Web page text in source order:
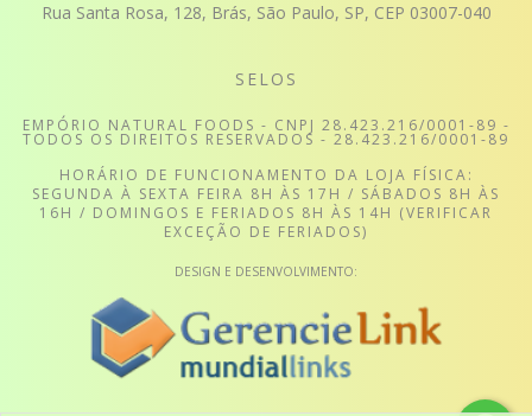
Rua Santa Rosa, 128, Brás, São Paulo, SP, CEP 03007-040
SELOS
EMPÓRIO NATURAL FOODS - CNPJ 28.423.216/0001-89 -
TODOS OS DIREITOS RESERVADOS - 28.423.216/0001-89
HORÁRIO DE FUNCIONAMENTO DA LOJA FÍSICA:
SEGUNDA À SEXTA FEIRA 8H ÀS 17H / SÁBADOS 8H ÀS
16H / DOMINGOS E FERIADOS 8H ÀS 14H (VERIFICAR
EXCEÇÃO DE FERIADOS)
DESIGN E DESENVOLVIMENTO: